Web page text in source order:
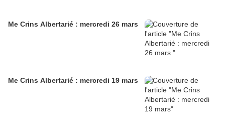
Me Crins Albertarié : mercredi 26 mars
Me Crins Albertarié : mercredi 19 mars